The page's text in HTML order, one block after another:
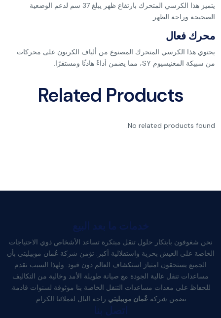
يتميز هذا الكرسي المتحرك بارتفاع ظهر يبلغ 37 سم لدعم الوضعية
الصحيحة وراحة الظهر.
محرك فعال
يحتوي هذا الكرسي المتحرك المصنوع من ألياف الكربون على محركات
من سبيكة المغنيسيوم SY، مما يضمن أداءً هادئًا ومستقرًا.
Related Products
No related products found.
خدمات ما بعد البيع
نحن شغوفون بابتكار حلول تنقل مبتكرة تساعد الأشخاص ذوي الاحتياجات
الخاصة على العيش بحرية واستقلالية أكبر. تؤمن شركة عُمان موبيليتي بأن
الجميع يستحقون امتياز استكشاف العالم دون قيود. ولهذا السبب نقدم
مساعدات تنقل عالية الجودة مع صيانة طويلة الأمد وخالية من التكاليف
للحفاظ على معدات مساعدات التنقل الخاصة بنا موثوقة لسنوات قادمة.
تضمن شركة عُمان موبيليتي راحة البال لعملائنا الكرام.
اتصل بنا